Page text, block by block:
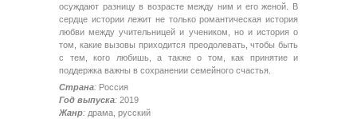
осуждают разницу в возрасте между ним и его женой. В
сердце истории лежит не только романтическая история
любви между учительницей и учеником, но и история о
том, какие вызовы приходится преодолевать, чтобы быть
с тем, кого любишь, а также о том, как принятие и
поддержка важны в сохранении семейного счастья.
Страна: Россия
Год выпуска: 2019
Жанр: драма, русский